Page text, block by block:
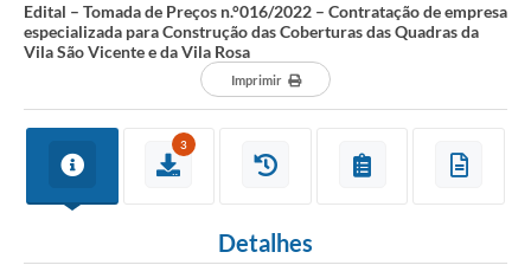
Edital – Tomada de Preços n.°016/2022 – Contratação de empresa
especializada para Construção das Coberturas das Quadras da
Vila São Vicente e da Vila Rosa
Imprimir
3
Detalhes